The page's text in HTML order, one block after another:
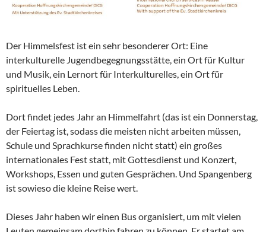
Der Himmelsfest ist ein sehr besonderer Ort: Eine
interkulturelle Jugendbegegnungsstätte, ein Ort für Kultur
und Musik, ein Lernort für Interkulturelles, ein Ort für
spirituelles Leben.
Dort findet jedes Jahr an Himmelfahrt (das ist ein Donnerstag,
der Feiertag ist, sodass die meisten nicht arbeiten müssen,
Schule und Sprachkurse finden nicht statt) ein großes
internationales Fest statt, mit Gottesdienst und Konzert,
Workshops, Essen und guten Gesprächen. Und Spangenberg
ist sowieso die kleine Reise wert.
Dieses Jahr haben wir einen Bus organisiert, um mit vielen